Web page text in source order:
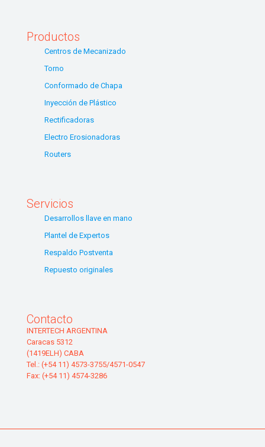
Productos
Centros de Mecanizado
Torno
Conformado de Chapa
Inyección de Plástico
Rectificadoras
Electro Erosionadoras
Routers
Servicios
Desarrollos llave en mano
Plantel de Expertos
Respaldo Postventa
Repuesto originales
Contacto
INTERTECH ARGENTINA
Caracas 5312
(1419ELH) CABA
Tel.: (+54 11) 4573-3755/4571-0547
Fax: (+54 11) 4574-3286